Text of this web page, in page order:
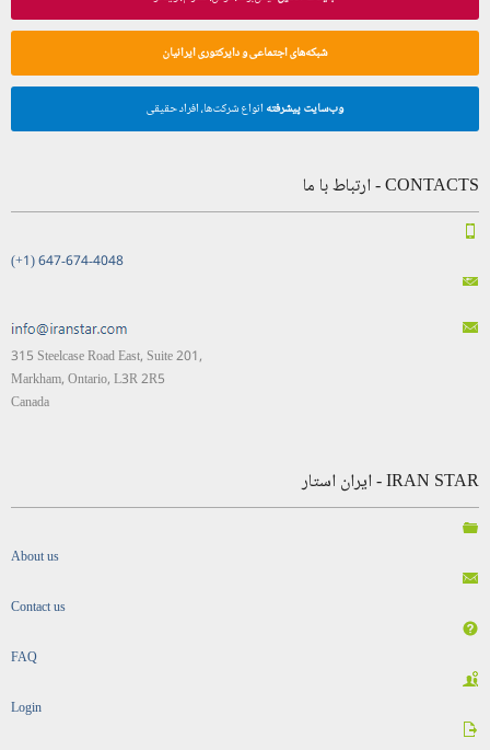
شبکه‌های اجتماعی و دایرکتوری ایرانیان
وب‌سایت پیشرفته انواع شرکت‌ها، افراد حقیقی
CONTACTS - ارتباط با ما
(+1) 647-674-4048
315 Steelcase Road East, Suite 201,
Markham, Ontario, L3R 2R5
Canada
IRAN STAR - ایران استار
About us
Contact us
FAQ
Login